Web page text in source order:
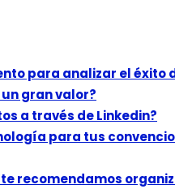
para analizar el éxito
gran valor?
a través de Linkedin?
para tus
recomendamos